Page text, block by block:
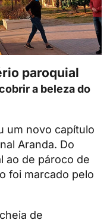
paroquial
a beleza do
um novo capítulo
Aranda. Do
ao de pároco de
foi marcado pelo
de